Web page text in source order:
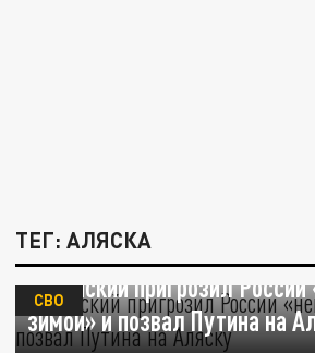
ТЕГ: АЛЯСКА
Зеленский пригрозил России
зимой» и позвал Путина на
СВО